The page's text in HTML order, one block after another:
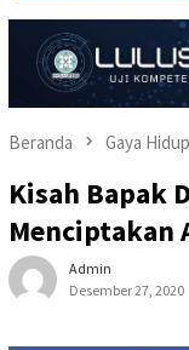
Beranda Gaya Hidup
Kisah Bapak
Menciptakan
Admin
Desember 27, 2020